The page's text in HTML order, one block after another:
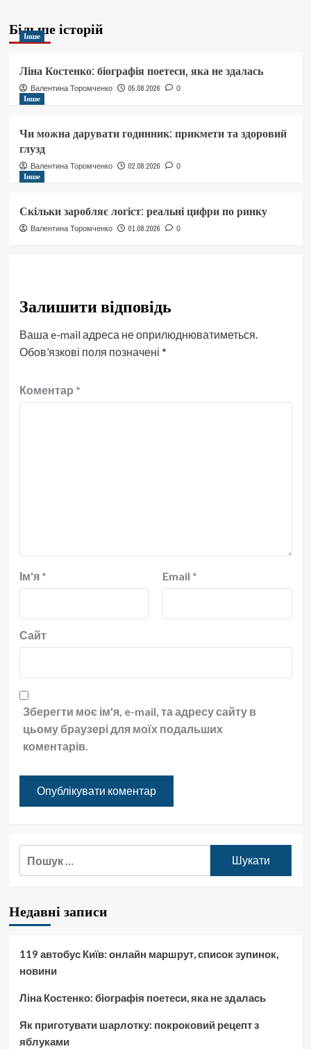
Більше історій
Інше
Ліна Костенко: біографія поетеси, яка не здалась
Валентина Торомченко 05.08.2026 0
Інше
Чи можна дарувати годинник: прикмети та здоровий
глузд
Валентина Торомченко 02.08.2026 0
Інше
Скільки заробляє логіст: реальні цифри по ринку
Валентина Торомченко 01.08.2026 0
Залишити відповідь
Ваша e-mail адреса не оприлюднюватиметься.
Обов’язкові поля позначені *
Коментар *
Ім'я * Email *
Сайт
Зберегти моє ім'я, e-mail, та адресу сайту в
цьому браузері для моїх подальших
коментарів.
Недавні записи
119 автобус Київ: онлайн маршрут, список зупинок,
новини
Ліна Костенко: біографія поетеси, яка не здалась
Як приготувати шарлотку: покроковий рецепт з
яблуками